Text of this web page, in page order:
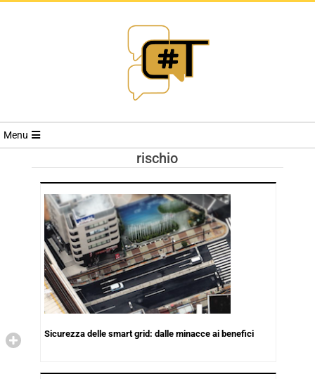
RIVISTA
TRENDS
Menu
rischio
Sicurezza delle smart grid: dalle minacce ai benefici